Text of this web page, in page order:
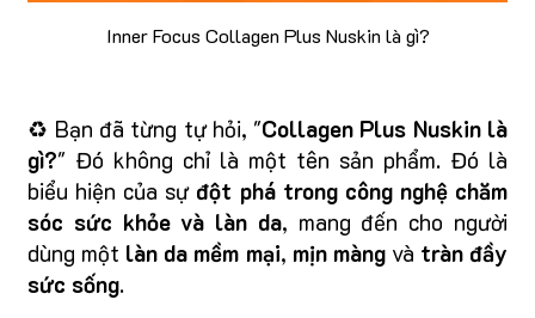
Inner Focus Collagen Plus Nuskin là gì?
♻️ Bạn đã từng tự hỏi, "Collagen Plus Nuskin là
gì?" Đó không chỉ là một tên sản phẩm. Đó là
biểu hiện của sự đột phá trong công nghệ chăm
sóc sức khỏe và làn da, mang đến cho người
dùng một làn da mềm mại, mịn màng và tràn đầy
sức sống.